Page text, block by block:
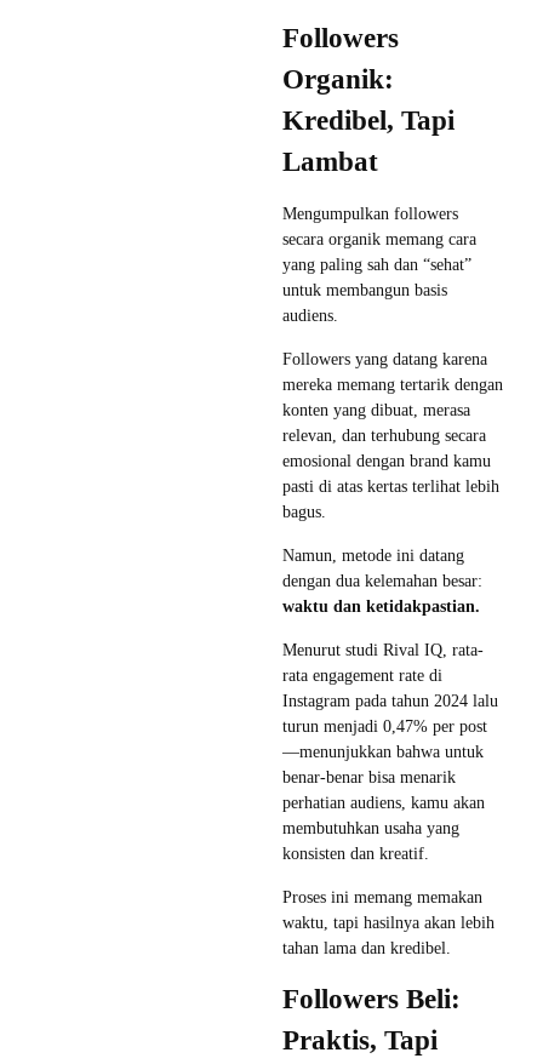
Followers
Organik:
Kredibel, Tapi
Lambat
Mengumpulkan followers
secara organik memang cara
yang paling sah dan “sehat”
untuk membangun basis
audiens.
Followers yang datang karena
mereka memang tertarik dengan
konten yang dibuat, merasa
relevan, dan terhubung secara
emosional dengan brand kamu
pasti di atas kertas terlihat lebih
bagus.
Namun, metode ini datang
dengan dua kelemahan besar:
waktu dan ketidakpastian.
Menurut studi Rival IQ, rata-
rata engagement rate di
Instagram pada tahun 2024 lalu
turun menjadi 0,47% per post
—menunjukkan bahwa untuk
benar-benar bisa menarik
perhatian audiens, kamu akan
membutuhkan usaha yang
konsisten dan kreatif.
Proses ini memang memakan
waktu, tapi hasilnya akan lebih
tahan lama dan kredibel.
Followers Beli:
Praktis, Tapi